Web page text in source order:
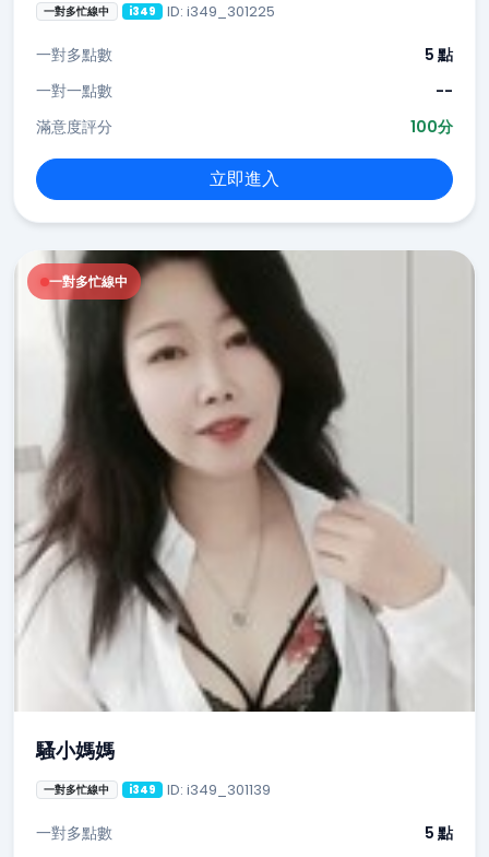
一對多忙線中 i349 ID: i349_301225
一對多點數
5 點
一對一點數
--
滿意度評分
100分
立即進入
一對多忙線中
騷小媽媽
一對多忙線中 i349 ID: i349_301139
一對多點數 5 點